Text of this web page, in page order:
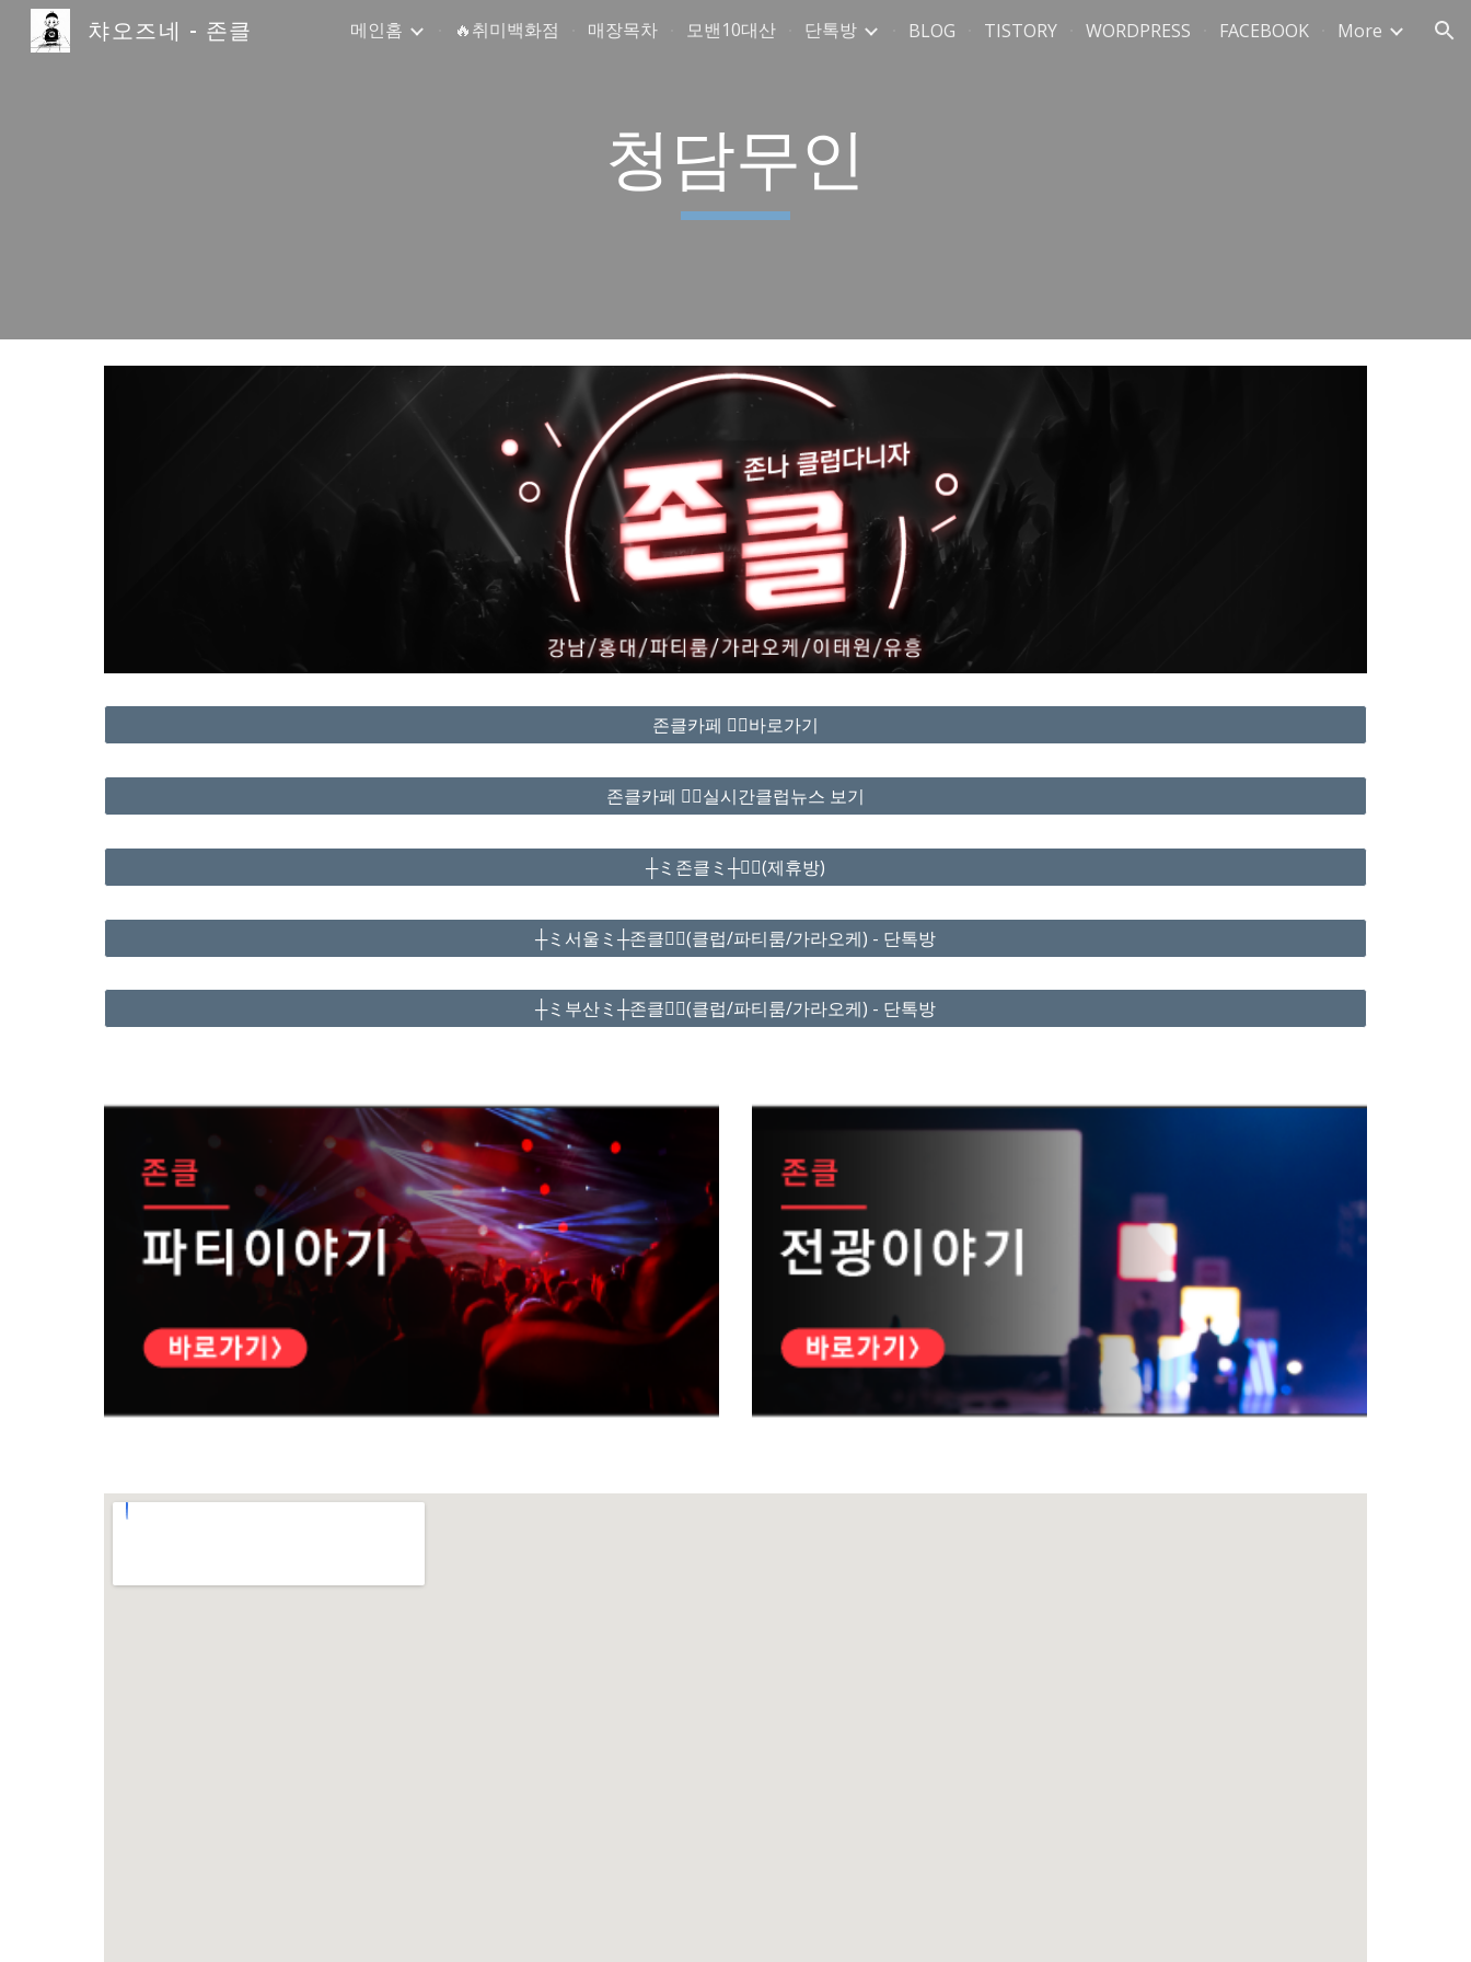
Skip to main content Skip to navigation
챠오즈네 - 존클 메인홈 🔥취미백화점 매장목차 모밴10대산 단톡방 BLOG TISTORY WORDPRESS FACEBOOK More
청담무인
존클카페 ❤️‍🔥바로가기
존클카페 ❤️‍🔥실시간클럽뉴스 보기
┼ミ존클ミ┼❤️‍🔥(제휴방)
┼ミ서울ミ┼존클❤️‍🔥(클럽/파티룸/가라오케) - 단톡방
┼ミ부산ミ┼존클❤️‍🔥(클럽/파티룸/가라오케) - 단톡방